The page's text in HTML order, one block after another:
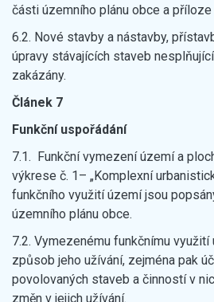
části územního plánu obce a příloze
6.2. Nové stavby a nástavby,
úpravy stávajících staveb
zakázány.
Článek 7
Funkční uspořádání
7.1. Funkční vymezení území a
výkrese č. 1– „Komplexní
funkčního využití území jsou
územního plánu obce.
7.2. Vymezenému funkčnímu
způsob jeho užívání, zejména pak
povolovaných staveb a činností v
změn v jejich užívání.